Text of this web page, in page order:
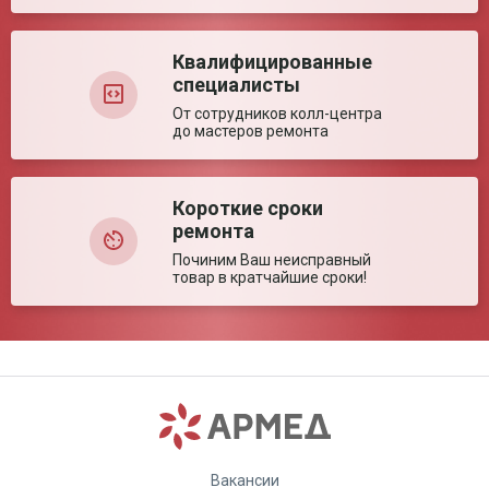
конструкция.
Квалифицированные
специалисты
От сотрудников колл-центра
до мастеров ремонта
Короткие сроки
ремонта
Починим Ваш неисправный
товар в кратчайшие сроки!
Вакансии